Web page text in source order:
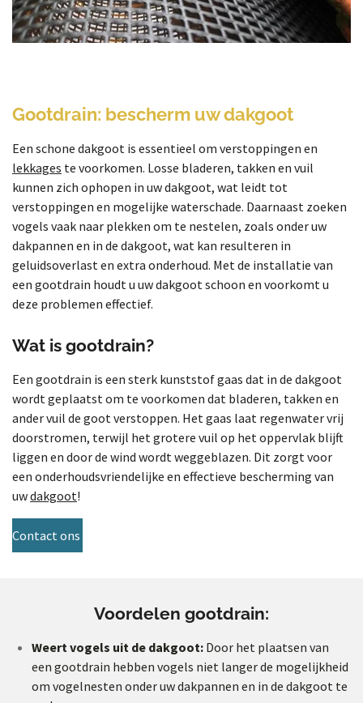
Gootdrain: bescherm uw dakgoot
Een schone dakgoot is essentieel om verstoppingen en
lekkages te voorkomen. Losse bladeren, takken en vuil
kunnen zich ophopen in uw dakgoot, wat leidt tot
verstoppingen en mogelijke waterschade. Daarnaast zoeken
vogels vaak naar plekken om te nestelen, zoals onder uw
dakpannen en in de dakgoot, wat kan resulteren in
geluidsoverlast en extra onderhoud. Met de installatie van
een gootdrain houdt u uw dakgoot schoon en voorkomt u
deze problemen effectief.
Wat is gootdrain?
Een gootdrain is een sterk kunststof gaas dat in de dakgoot
wordt geplaatst om te voorkomen dat bladeren, takken en
ander vuil de goot verstoppen. Het gaas laat regenwater vrij
doorstromen, terwijl het grotere vuil op het oppervlak blijft
liggen en door de wind wordt weggeblazen. Dit zorgt voor
een onderhoudsvriendelijke en effectieve bescherming van
uwdakgoot!
Contact ons
Voordelen gootdrain:
Weert vogels uit de dakgoot: Door het plaatsen van
een gootdrain hebben vogels niet langer de mogelijkheid
om vogelnesten onder uw dakpannen en in de dakgoot te